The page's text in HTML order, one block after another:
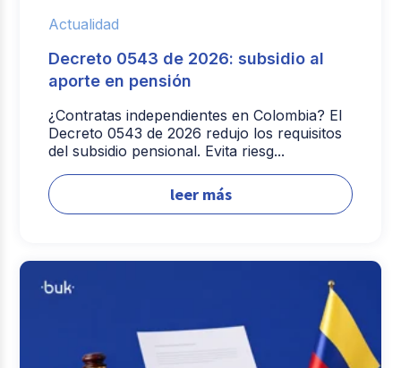
Actualidad
Decreto 0543 de 2026: subsidio al
aporte en pensión
¿Contratas independientes en Colombia? El
Decreto 0543 de 2026 redujo los requisitos
del subsidio pensional. Evita riesg...
leer más